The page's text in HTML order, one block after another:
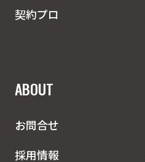
契約プロ
ABOUT
お問合せ
採用情報